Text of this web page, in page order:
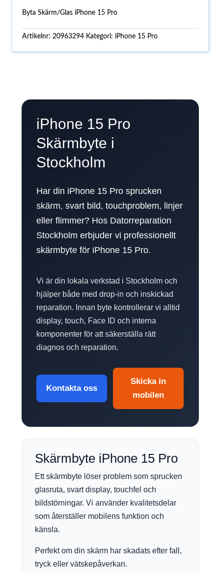
Byta Skärm/Glas iPhone 15 Pro
Artikelnr:20963294 Kategori:iPhone 15 Pro
iPhone 15 Pro
Skärmbyte i
Stockholm
Har din iPhone 15 Pro sprucken
skärm, svart bild, touchproblem, linjer
eller flimmer? Hos Datorreparation
Stockholm erbjuder vi professionellt
skärmbyte för iPhone 15 Pro.
Vi är din lokala verkstad i Stockholm och
hjälper både med drop-in och inskickad
reparation. Innan byte kontrollerar vi alltid
display, touch, Face ID och interna
komponenter för att säkerställa rätt
diagnos och reparation.
Kontakta oss
Skicka in
mobilen
Skärmbyte iPhone 15 Pro
Ett skärmbyte löser problem som sprucken
glasruta, svart display, touchfel och
bildstörningar. Vi använder kvalitetsdelar
som återställer mobilens funktion och
känsla.
Perfekt om din skärm har skadats efter fall,
tryck eller vätskepåverkan.